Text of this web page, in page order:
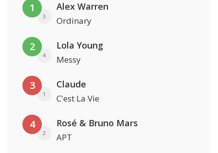
1
3
Alex Warren
Ordinary
2
4
Lola Young
Messy
3
1
Claude
C'est La Vie
4
2
Rosé & Bruno Mars
APT